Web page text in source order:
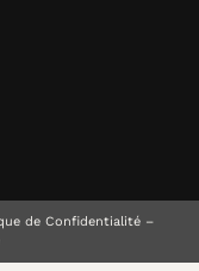
de Confidentialité –